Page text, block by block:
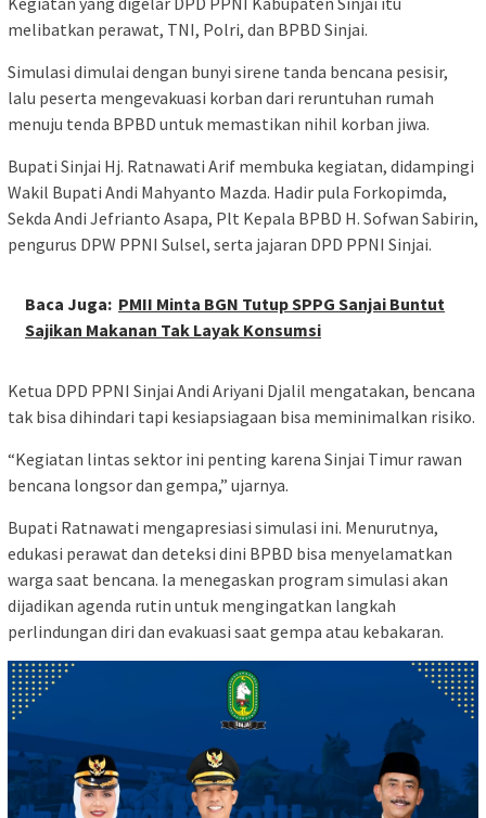
melibatkan perawat, TNI, Polri, dan BPBD Sinjai.
Simulasi dimulai dengan bunyi sirene tanda bencana pesisir,
lalu peserta mengevakuasi korban dari reruntuhan rumah
menuju tenda BPBD untuk memastikan nihil korban jiwa.
Bupati Sinjai Hj. Ratnawati Arif membuka kegiatan, didampingi
Wakil Bupati Andi Mahyanto Mazda. Hadir pula Forkopimda,
Sekda Andi Jefrianto Asapa, Plt Kepala BPBD H. Sofwan Sabirin,
pengurus DPW PPNI Sulsel, serta jajaran DPD PPNI Sinjai.
Baca Juga: PMII Minta BGN Tutup SPPG Sanjai Buntut
Sajikan Makanan Tak Layak Konsumsi
Ketua DPD PPNI Sinjai Andi Ariyani Djalil mengatakan, bencana
tak bisa dihindari tapi kesiapsiagaan bisa meminimalkan risiko.
“Kegiatan lintas sektor ini penting karena Sinjai Timur rawan
bencana longsor dan gempa,” ujarnya.
Bupati Ratnawati mengapresiasi simulasi ini. Menurutnya,
edukasi perawat dan deteksi dini BPBD bisa menyelamatkan
warga saat bencana. Ia menegaskan program simulasi akan
dijadikan agenda rutin untuk mengingatkan langkah
perlindungan diri dan evakuasi saat gempa atau kebakaran.